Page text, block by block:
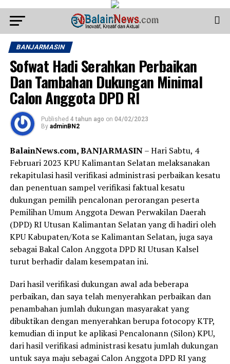
BANJARMASIN
Sofwat Hadi Serahkan Perbaikan
Dan Tambahan Dukungan Minimal
Calon Anggota DPD RI
Published 4 tahun ago on 04/02/2023
By adminBN2
BalainNews.com, BANJARMASIN– Hari Sabtu, 4
Februari 2023 KPU Kalimantan Selatan melaksanakan
rekapitulasi hasil verifikasi administrasi perbaikan kesatu
dan penentuan sampel verifikasi faktual kesatu
dukungan pemilih pencalonan perorangan peserta
Pemilihan Umum Anggota Dewan Perwakilan Daerah
(DPD) RI Utusan Kalimantan Selatan yang di hadiri oleh
KPU Kabupaten/Kota se Kalimantan Selatan, juga saya
sebagai Bakal Calon Anggota DPD RI Utusan Kalsel
turut berhadir dalam kesempatan ini.
Dari hasil verifikasi dukungan awal ada beberapa
perbaikan, dan saya telah menyerahkan perbaikan dan
penambahan jumlah dukungan masyarakat yang
dibuktikan dengan menyerahkan berupa fotocopy KTP,
kemudian di input ke aplikasi Pencalonann (Silon) KPU,
dari hasil verifikasi administrasi kesatu jumlah dukungan
untuk saya maju sebagai Calon Anggota DPD RI yang